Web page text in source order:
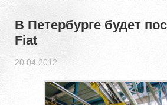
В Петербурге будет
Fiat
20.04.2012